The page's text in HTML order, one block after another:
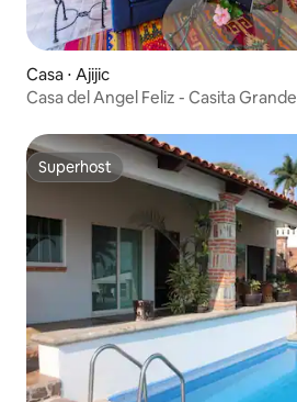
Casa ⋅ Ajijic
Casa del Angel Feliz - Casita Grande
Superhost
Superhost